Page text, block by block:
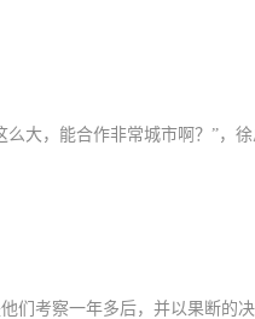
大，能合作非常城市啊？”，
们考察一年多后，并以果断的